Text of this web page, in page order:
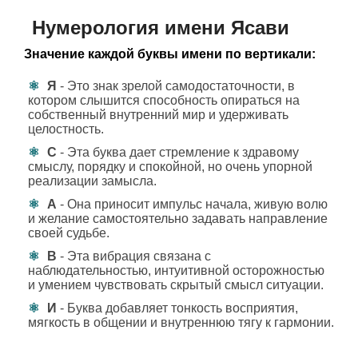
Нумерология имени Ясави
Значение каждой буквы имени по вертикали:
Я - Это знак зрелой самодостаточности, в
котором слышится способность опираться на
собственный внутренний мир и удерживать
целостность.
С - Эта буква дает стремление к здравому
смыслу, порядку и спокойной, но очень упорной
реализации замысла.
А - Она приносит импульс начала, живую волю
и желание самостоятельно задавать направление
своей судьбе.
В - Эта вибрация связана с
наблюдательностью, интуитивной осторожностью
и умением чувствовать скрытый смысл ситуации.
И - Буква добавляет тонкость восприятия,
мягкость в общении и внутреннюю тягу к гармонии.